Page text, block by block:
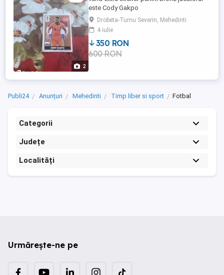
2
este Cody Gakpo
Drobeta-Turnu Severin, Mehedinti
4 iulie
350 RON
600 RON
Publi24 Anunțuri Mehedinti Timp liber si sport Fotbal
Categorii
Județe
Localități
Urmărește-ne pe